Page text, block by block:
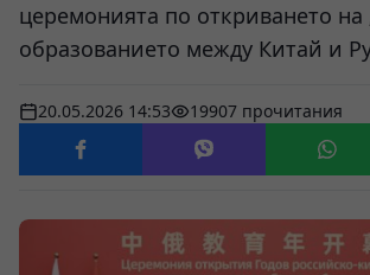
церемонията по откриването на
образованието между Китай и
20.05.2026 14:53 19907 прочитания